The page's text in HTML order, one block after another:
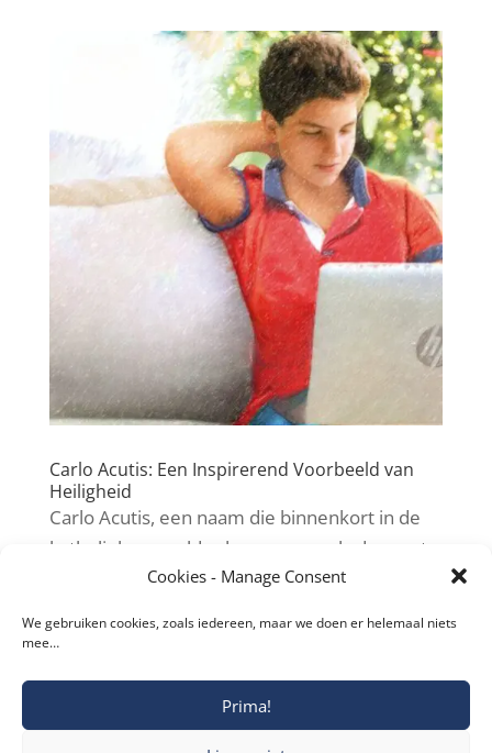
Cookies - Manage Consent
We gebruiken cookies, zoals iedereen, maar we doen er helemaal niets
mee…
Prima!
Carlo Acutis: Een Inspirerend Voorbeeld van
Heiligheid
Carlo Acutis, een naam die binnenkort in de
katholieke wereld zal resoneren als de eerste
heilige van het millennialtijdperk.
« Older Entries